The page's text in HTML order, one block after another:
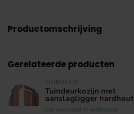
Productomschrijving
Gerelateerde producten
TUINDECO
Tuindeurkozijn met
aanslagligger hardhout
Op voorraad in webshop